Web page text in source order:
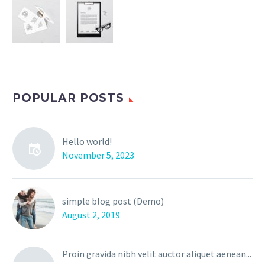
POPULAR POSTS
Hello world!
November 5, 2023
simple blog post (Demo)
August 2, 2019
Proin gravida nibh velit auctor aliquet aenean...